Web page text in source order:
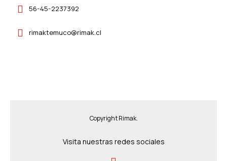
56-45-2237392
rimaktemuco@rimak.cl
Copyright Rimak.
Visita nuestras redes sociales